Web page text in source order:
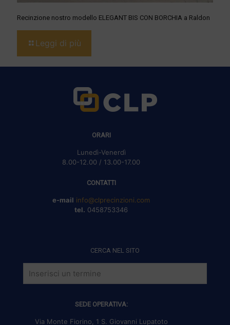
Recinzione nostro modello ELEGANT BIS CON BORCHIA a Raldon
Leggi di più
ORARI
Lunedì-Venerdì
8.00-12.00 / 13.00-17.00
CONTATTI
e-mail info@clprecinzioni.com
tel. 0458753346
CERCA NEL SITO
SEDE OPERATIVA:
Via Monte Fiorino, 1 S. Giovanni Lupatoto